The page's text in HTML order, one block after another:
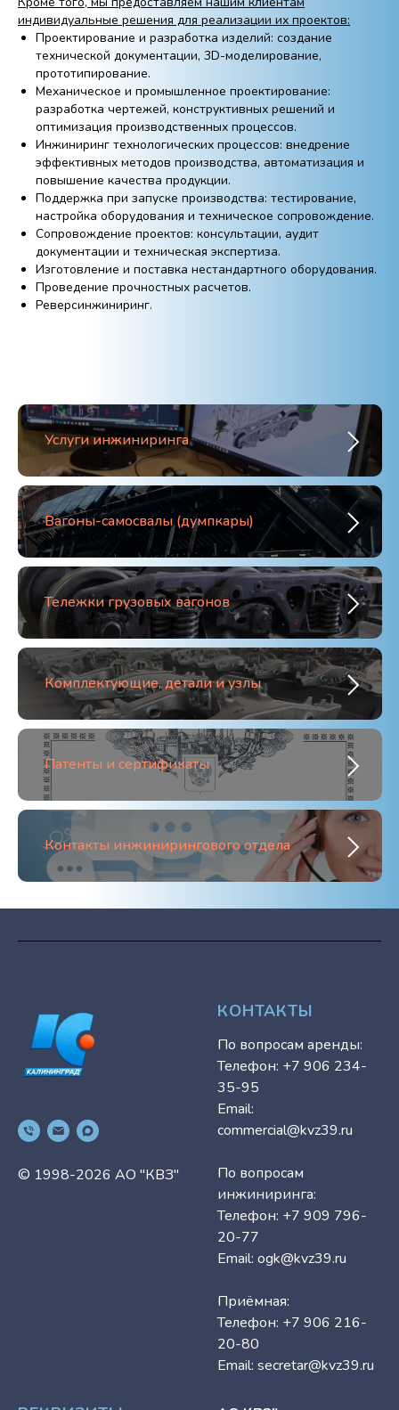
индивидуальные решения для реализации их проектов:
Проектирование и разработка изделий: создание
технической документации, 3D-моделирование,
прототипирование.
Механическое и промышленное проектирование:
разработка чертежей, конструктивных решений и
оптимизация производственных процессов.
Инжиниринг технологических процессов: внедрение
эффективных методов производства, автоматизация и
повышение качества продукции.
Поддержка при запуске производства: тестирование,
настройка оборудования и техническое сопровождение.
Сопровождение проектов: консультации, аудит
документации и техническая экспертиза.
Изготовление и поставка нестандартного оборудования.
Проведение прочностных расчетов.
Реверсинжиниринг.
Услуги инжиниринга
Вагоны-самосвалы (думпкары)
Тележки грузовых вагонов
Комплектующие, детали и узлы
Патенты и сертификаты
Контакты инжинирингового отдела
© 1998-2026 АО "КВЗ"
КОНТАКТЫ
По вопросам аренды:
Телефон: +7 906 234-
35-95
Email:
commercial@kvz39.ru
По вопросам
инжиниринга:
Телефон: +7 909 796-
20-77
Email: ogk@kvz39.ru
Приёмная:
Телефон: +7 906 216-
20-80
Email: secretar@kvz39.ru